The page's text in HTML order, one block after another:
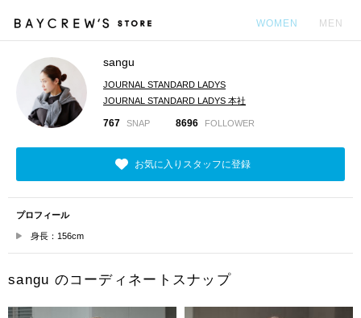
WOMEN MEN
sangu
JOURNAL STANDARD LADYS
JOURNAL STANDARD LADYS 本社
767 SNAP 8696 FOLLOWER
お気に入りスタッフに登録
プロフィール
身長：156cm
sangu のコーディネートスナップ